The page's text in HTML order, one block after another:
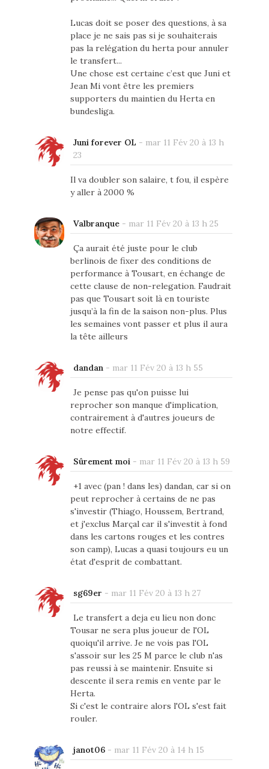
Lucas doit se poser des questions, à sa
place je ne sais pas si je souhaiterais
pas la relégation du herta pour annuler
le transfert...
Une chose est certaine c’est que Juni et
Jean Mi vont être les premiers
supporters du maintien du Herta en
bundesliga.
Juni forever OL - mar 11 Fév 20 à 13 h
23
Il va doubler son salaire, t fou, il espère
y aller à 2000 %
Valbranque- mar 11 Fév 20 à 13 h 25
Ça aurait été juste pour le club
berlinois de fixer des conditions de
performance à Tousart, en échange de
cette clause de non-relegation. Faudrait
pas que Tousart soit là en touriste
jusqu’à la fin de la saison non-plus. Plus
les semaines vont passer et plus il aura
la tête ailleurs
dandan - mar 11 Fév 20 à 13 h 55
Je pense pas qu'on puisse lui
reprocher son manque d'implication,
contrairement à d'autres joueurs de
notre effectif.
Sûrement moi - mar 11 Fév 20 à 13 h 59
+1 avec (pan ! dans les) dandan, car si on
peut reprocher à certains de ne pas
s'investir (Thiago, Houssem, Bertrand,
et j'exclus Marçal car il s'investit à fond
dans les cartons rouges et les contres
son camp), Lucas a quasi toujours eu un
état d'esprit de combattant.
sg69er - mar 11 Fév 20 à 13 h 27
Le transfert a deja eu lieu non donc
Tousar ne sera plus joueur de l'OL
quoiqu'il arrive. Je ne vois pas l'OL
s'assoir sur les 25 M parce le club n'as
pas reussi à se maintenir. Ensuite si
descente il sera remis en vente par le
Herta.
Si c'est le contraire alors l'OL s'est fait
rouler.
janot06- mar 11 Fév 20 à 14 h 15